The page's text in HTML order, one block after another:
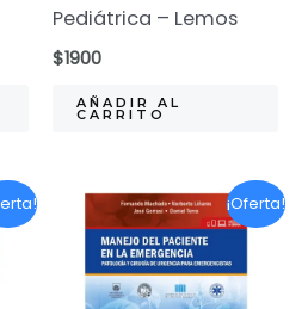
Pediátrica – Lemos
$1900
AÑADIR AL
CARRITO
¡Oferta!